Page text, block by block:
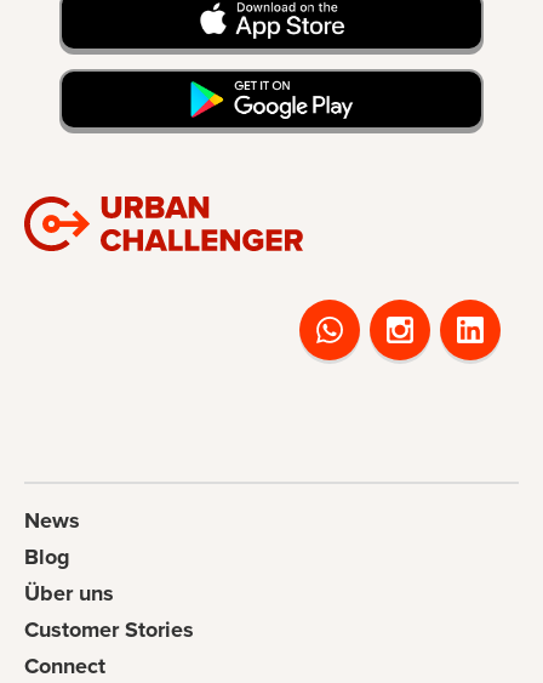
News
Blog
Über uns
Customer Stories
Connect